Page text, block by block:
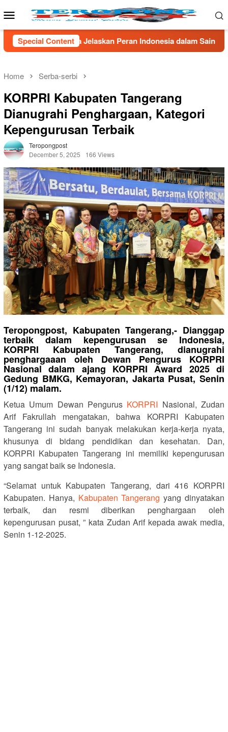
to
Mobile
Menu
Special Content
Indonesia dalam Sains Global *Tak Berkutik!
Home Serba-serbi
KORPRI Kabupaten Tangerang
Dianugrahi Penghargaan, Kategori
Kepengurusan Terbaik
Teropongpost
December 5, 2025
166 Views
Teropongpost, Kabupaten Tangerang,- Dianggap
terbaik dalam kepengurusan se Indonesia,
KORPRI Kabupaten Tangerang, dianugrahi
penghargaaan oleh Dewan Pengurus KORPRI
Nasional dalam ajang KORPRI Award 2025 di
Gedung BMKG, Kemayoran, Jakarta Pusat, Senin
(1/12) malam.
Ketua Umum Dewan Pengurus KORPRI Nasional, Zudan
Arif Fakrullah mengatakan, bahwa KORPRI Kabupaten
Tangerang ini sudah banyak melakukan kerja-kerja nyata,
khusunya di bidang pendidikan dan kesehatan. Dan,
KORPRI Kabupaten Tangerang ini memiliki kepengurusan
yang sangat baik se Indonesia.
“Selamat untuk Kabupaten Tangerang, dari 416 KORPRI
Kabupaten. Hanya, Kabupaten Tangerang yang dinyatakan
terbaik, dan resmi diberikan penghargaan oleh
kepengurusan pusat, ” kata Zudan Arif kepada awak media,
Senin 1-12-2025.